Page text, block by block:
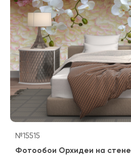
№15515
Фотообои Орхидеи на стене